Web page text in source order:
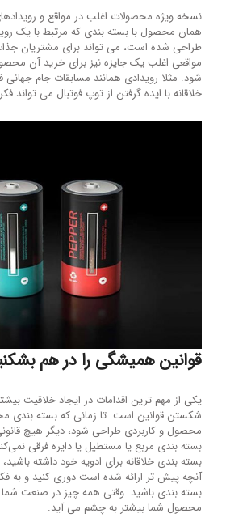
نسخه ویژه محصولات اغلب در مواقع و
همان محصول با بسته بندی که مرتبط با یک
طراحی شده است، می تواند برای مشتریان
مواقعی اغلب یک جایزه نیز برای خرید آن
شود. مثلا رویدادی همانند مسابقات جام جهانی
خلاقانه با ایده گرفتن از توپ فوتبال می تواند
قوانین همیشگی را در هم
یکی از مهم ترین اقدامات در ایجاد خلاقیت
شکستن قوانین است. تا زمانی که بسته بندی
محصول و کاربردی طراحی شود، دیگر هیچ
بسته بندی مربع یا مستطیل یا دایره فرقی
بسته بندی خلاقانه برای ادویه خود داشته
آنچه پیش تر ارائه شده است دوری کنید و به
بسته بندی باشید. وقتی همه چیز در صنعت
محصول شما بیشتر به چشم می آید.